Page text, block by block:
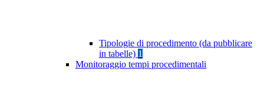
Tipologie di procedimento (da pubblicare
in tabelle) 1
Monitoraggio tempi procedimentali